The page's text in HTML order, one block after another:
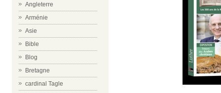
Angleterre
Arménie
Asie
Bible
Blog
Bretagne
cardinal Tagle